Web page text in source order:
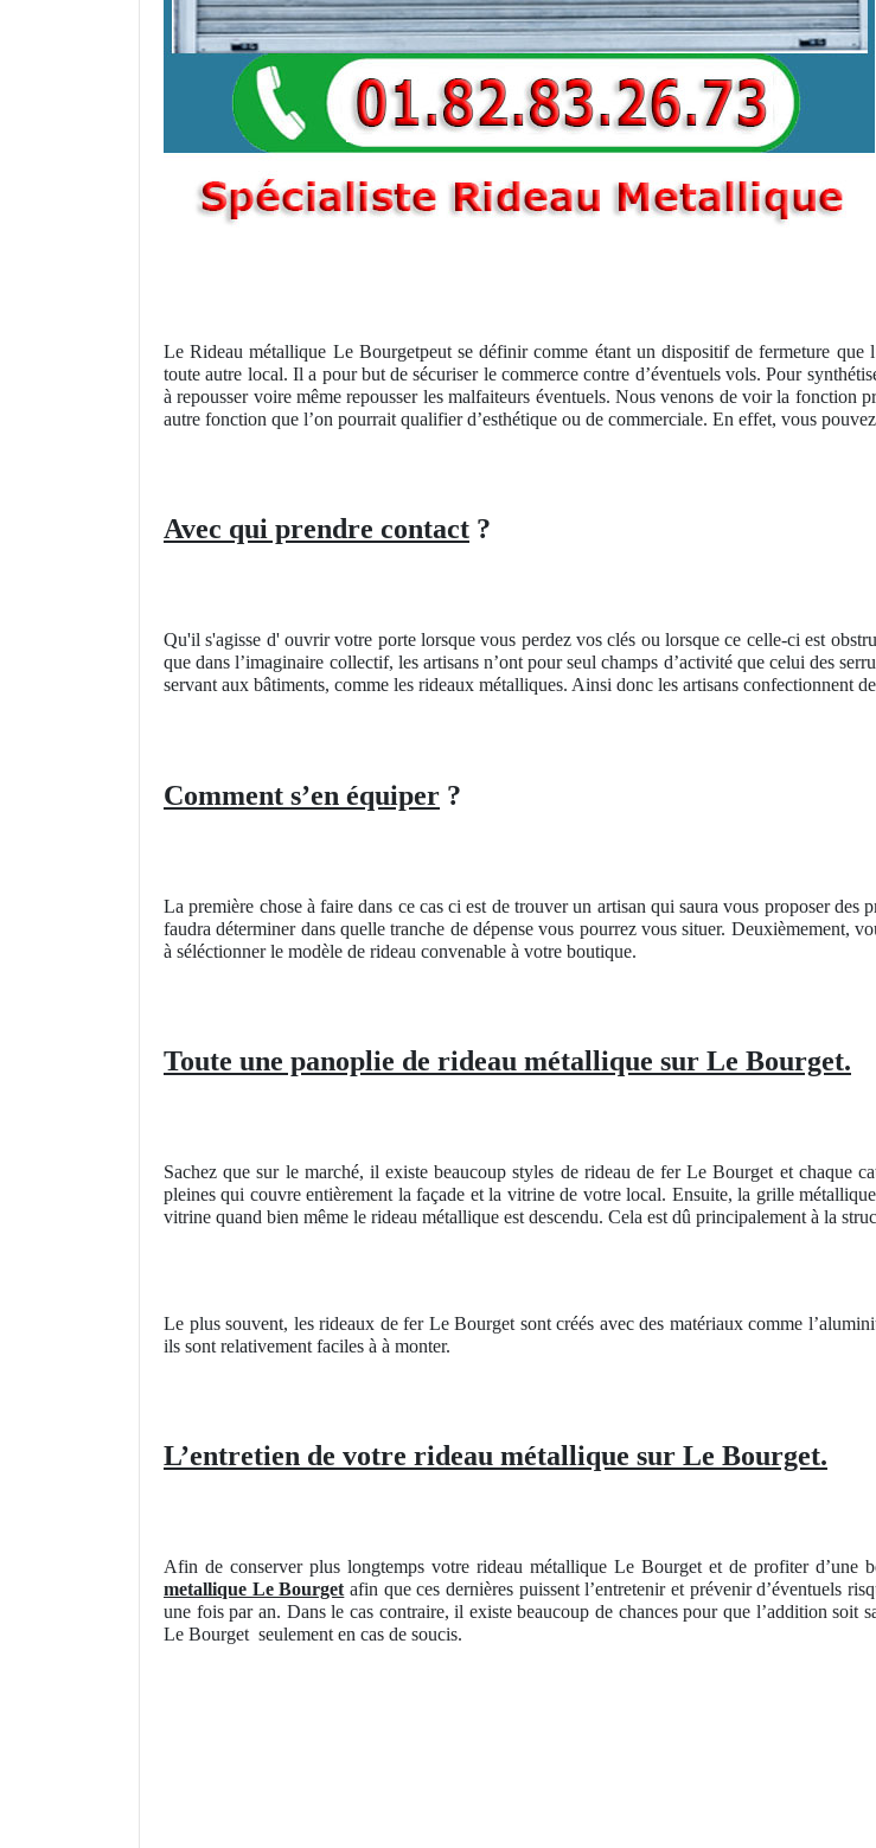
Le Rideau métallique Le Bourgetpeut se définir comme étant un dispositif de fermeture que
toute autre local. Il a pour but de sécuriser le commerce contre d’éventuels vols. Pour
à repousser voire même repousser les malfaiteurs éventuels. Nous venons de voir la fonction
autre fonction que l’on pourrait qualifier d’esthétique ou de commerciale. En effet, vous
Avec qui prendre contact ?
Qu'il s'agisse d' ouvrir votre porte lorsque vous perdez vos clés ou lorsque ce celle-ci est
que dans l’imaginaire collectif, les artisans n’ont pour seul champs d’activité que celui des
servant aux bâtiments, comme les rideaux métalliques. Ainsi donc les artisans confectionnent
Comment s’en équiper ?
La première chose à faire dans ce cas ci est de trouver un artisan qui saura vous proposer
faudra déterminer dans quelle tranche de dépense vous pourrez vous situer. Deuxièmement,
à séléctionner le modèle de rideau convenable à votre boutique.
Toute une panoplie de rideau métallique sur Le Bourget.
Sachez que sur le marché, il existe beaucoup styles de rideau de fer Le Bourget et chaque
pleines qui couvre entièrement la façade et la vitrine de votre local. Ensuite, la grille
vitrine quand bien même le rideau métallique est descendu. Cela est dû principalement à la
Le plus souvent, les rideaux de fer Le Bourget sont créés avec des matériaux comme
ils sont relativement faciles à à monter.
L’entretien de votre rideau métallique sur Le Bourget.
Afin de conserver plus longtemps votre rideau métallique Le Bourget et de profiter d’une
metallique Le Bourgetafin que ces dernières puissent l’entretenir et prévenir d’éventuels
une fois par an. Dans le cas contraire, il existe beaucoup de chances pour que l’addition soit
Le Bourget seulement en cas de soucis.